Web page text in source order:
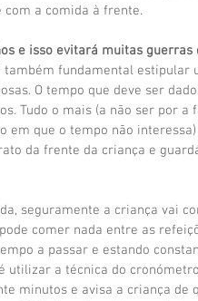
com a comida à frente.
e isso evitará muitas guerras
também fundamental estipular
O tempo que deve ser
Tudo o mais (a não ser por
em que o tempo não
da frente da criança e
seguramente a criança vai
comer nada entre as
a passar e estando
utilizar a técnica do
minutos e avisa a criança de